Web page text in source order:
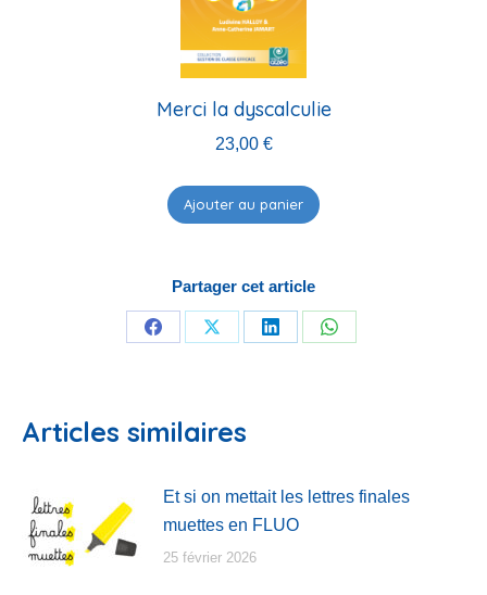
Merci la dyscalculie
23,00 €
Ajouter au panier
Partager cet article
PartagerPartagerPartagerPartager
Articles similaires
Et si on mettait les lettres finales
muettes en FLUO
25 février 2026